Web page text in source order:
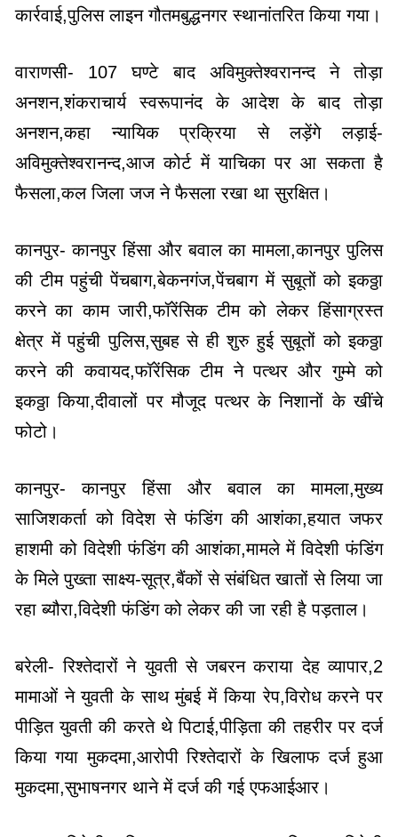
कार्रवाई,पुलिस लाइन गौतमबुद्धनगर स्थानांतरित किया गया।
वाराणसी- 107 घण्टे बाद अविमुक्तेश्वरानन्द ने तोड़ा
अनशन,शंकराचार्य स्वरूपानंद के आदेश के बाद तोड़ा
अनशन,कहा न्यायिक प्रक्रिया से लड़ेंगे लड़ाई-
अविमुक्तेश्वरानन्द,आज कोर्ट में याचिका पर आ सकता है
फैसला,कल जिला जज ने फैसला रखा था सुरक्षित।
कानपुर- कानपुर हिंसा और बवाल का मामला,कानपुर पुलिस
की टीम पहुंची पेंचबाग,बेकनगंज,पेंचबाग में सुबूतों को इकठ्ठा
करने का काम जारी,फॉरेंसिक टीम को लेकर हिंसाग्रस्त
क्षेत्र में पहुंची पुलिस,सुबह से ही शुरु हुई सुबूतों को इकठ्ठा
करने की कवायद,फॉरेंसिक टीम ने पत्थर और गुम्मे को
इकठ्ठा किया,दीवालों पर मौजूद पत्थर के निशानों के खींचे
फोटो।
कानपुर- कानपुर हिंसा और बवाल का मामला,मुख्य
साजिशकर्ता को विदेश से फंडिंग की आशंका,हयात जफर
हाशमी को विदेशी फंडिंग की आशंका,मामले में विदेशी फंडिंग
के मिले पुख्ता साक्ष्य-सूत्र,बैंकों से संबंधित खातों से लिया जा
रहा ब्यौरा,विदेशी फंडिंग को लेकर की जा रही है पड़ताल।
बरेली- रिश्तेदारों ने युवती से जबरन कराया देह व्यापार,2
मामाओं ने युवती के साथ मुंबई में किया रेप,विरोध करने पर
पीड़ित युवती की करते थे पिटाई,पीड़िता की तहरीर पर दर्ज
किया गया मुकदमा,आरोपी रिश्तेदारों के खिलाफ दर्ज हुआ
मुकदमा,सुभाषनगर थाने में दर्ज की गई एफआईआर।